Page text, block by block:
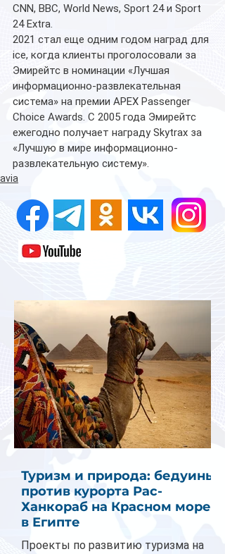
CNN, BBC, World News, Sport 24 и Sport
24 Extra.
2021 стал еще одним годом наград для
ice, когда клиенты проголосовали за
Эмирейтс в номинации «Лучшая
информационно-развлекательная
система» на премии APEX Passenger
Choice Awards. C 2005 года Эмирейтс
ежегодно получает награду Skytrax за
«Лучшую в мире информационно-
развлекательную систему».
avia
Туризм и природа: бедуины
против курорта Рас-
Ханкораб на Красном море
в Египте
Проекты по развитию туризма на